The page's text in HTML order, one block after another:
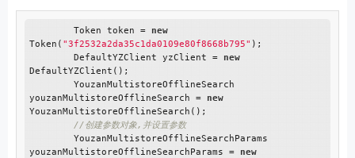
        Token token =
new
Token( "3f2532a2da35c1da0109e80f8668b795" );
        DefaultYZClient yzClient =
new
DefaultYZClient();
youzanMultistoreOfflineSearch =
new
YouzanMultistoreOfflineSearch();
//创建参数对象,并设置参数
youzanMultistoreOfflineSearchParams =
new